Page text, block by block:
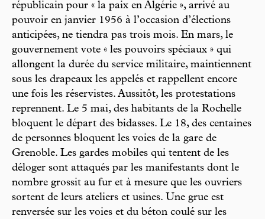
républicain pour « la paix en Algérie », arrivé au
pouvoir en janvier 1956 à l’occasion d’élections
anticipées, ne tiendra pas trois mois. En mars, le
gouvernement vote « les pouvoirs spéciaux » qui
allongent la durée du service militaire, maintiennent
sous les drapeaux les appelés et rappellent encore
une fois les réservistes. Aussitôt, les protestations
reprennent. Le 5 mai, des habitants de la Rochelle
bloquent le départ des bidasses. Le 18, des centaines
de personnes bloquent les voies de la gare de
Grenoble. Les gardes mobiles qui tentent de les
déloger sont attaqués par les manifestants dont le
nombre grossit au fur et à mesure que les ouvriers
sortent de leurs ateliers et usines. Une grue est
renversée sur les voies et du béton coulé sur les